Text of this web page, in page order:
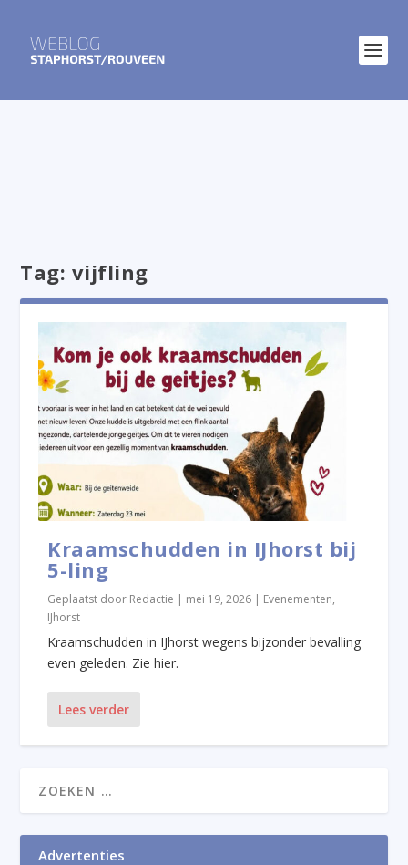
Tag: vijfling
Kraamschudden in IJhorst bij
5-ling
Geplaatst door Redactie | mei 19, 2026 | Evenementen,
IJhorst
Kraamschudden in IJhorst wegens bijzonder bevalling
even geleden. Zie hier.
Lees verder
Advertenties